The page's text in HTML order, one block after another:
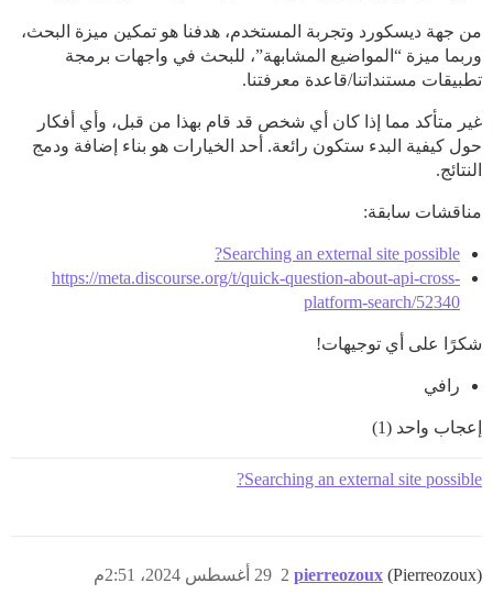
من جهة ديسكورد وتجربة المستخدم، هدفنا هو تمكين ميزة البحث،
وربما ميزة “المواضيع المشابهة”، للبحث في واجهات برمجة
تطبيقات مستنداتنا/قاعدة معرفتنا.
غير متأكد مما إذا كان أي شخص قد قام بهذا من قبل، وأي أفكار
حول كيفية البدء ستكون رائعة. أحد الخيارات هو بناء إضافة ودمج
النتائج.
مناقشات سابقة:
Searching an external site possible?
https://meta.discourse.org/t/quick-question-about-api-cross-
platform-search/52340
شكرًا على أي توجيهات!
رافي
إعجاب واحد (1)
Searching an external site possible?
pierreozoux (Pierreozoux) 29 أغسطس 2024، 2:51م 2